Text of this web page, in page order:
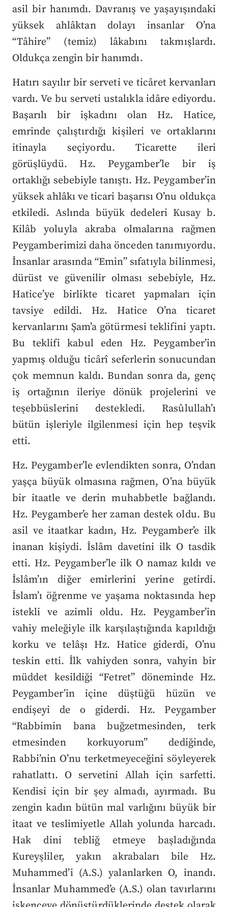
asil bir hanımdı. Davranış ve yaşayışındaki
yüksek ahlâktan dolayı insanlar O’na
“Tâhire” (temiz) lâkabını takmışlardı.
Oldukça zengin bir hanımdı.
Hatırı sayılır bir serveti ve ticâret kervanları
vardı. Ve bu serveti ustalıkla idâre ediyordu.
Başarılı bir işkadını olan Hz. Hatice,
emrinde çalıştırdığı kişileri ve ortaklarını
itinayla seçiyordu. Ticarette ileri
görüşlüydü. Hz. Peygamber’le bir iş
ortaklığı sebebiyle tanıştı. Hz. Peygamber’in
yüksek ahlâkı ve ticari başarısı O’nu oldukça
etkiledi. Aslında büyük dedeleri Kusay b.
Kilâb yoluyla akraba olmalarına rağmen
Peygamberimizi daha önceden tanımıyordu.
İnsanlar arasında “Emin” sıfatıyla bilinmesi,
dürüst ve güvenilir olması sebebiyle, Hz.
Hatice’ye birlikte ticaret yapmaları için
tavsiye edildi. Hz. Hatice O’na ticaret
kervanlarını Şam’a götürmesi teklifini yaptı.
Bu teklifi kabul eden Hz. Peygamber’in
yapmış olduğu ticârî seferlerin sonucundan
çok memnun kaldı. Bundan sonra da, genç
iş ortağının ileriye dönük projelerini ve
teşebbüslerini destekledi. Rasûlullah’ı
bütün işleriyle ilgilenmesi için hep teşvik
etti.
Hz. Peygamber’le evlendikten sonra, O’ndan
yaşça büyük olmasına rağmen, O’na büyük
bir itaatle ve derin muhabbetle bağlandı.
Hz. Peygamber’e her zaman destek oldu. Bu
asil ve itaatkar kadın, Hz. Peygamber’e ilk
inanan kişiydi. İslâm davetini ilk O tasdik
etti. Hz. Peygamber’le ilk O namaz kıldı ve
İslâm’ın diğer emirlerini yerine getirdi.
İslam’ı öğrenme ve yaşama noktasında hep
istekli ve azimli oldu. Hz. Peygamber’in
vahiy meleğiyle ilk karşılaştığında kapıldığı
korku ve telâşı Hz. Hatice giderdi, O’nu
teskin etti. İlk vahiyden sonra, vahyin bir
müddet kesildiği “Fetret” döneminde Hz.
Peygamber’in içine düştüğü hüzün ve
endişeyi de o giderdi. Hz. Peygamber
“Rabbimin bana buğzetmesinden, terk
etmesinden korkuyorum” dediğinde,
Rabbi’nin O’nu terketmeyeceğini söyleyerek
rahatlattı. O servetini Allah için sarfetti.
Kendisi için bir şey almadı, ayırmadı. Bu
zengin kadın bütün mal varlığını büyük bir
itaat ve teslimiyetle Allah yolunda harcadı.
Hak dini tebliğ etmeye başladığında
Kureyşliler, yakın akrabaları bile Hz.
Muhammed’i (A.S.) yalanlarken O, inandı.
İnsanlar Muhammed’e (A.S.) olan tavırlarını